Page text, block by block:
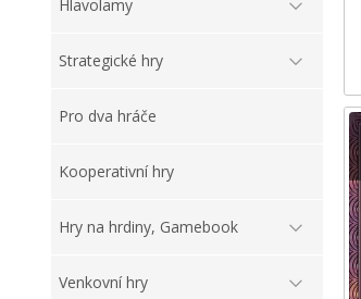
Hlavolamy
Strategické hry
Pro dva hráče
Kooperativní hry
Hry na hrdiny, Gamebook
Venkovní hry